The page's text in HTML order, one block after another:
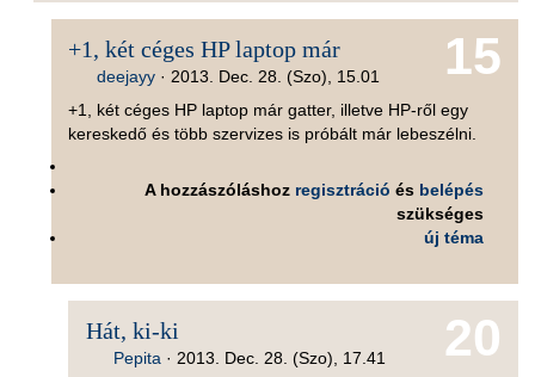
15
+1, két céges HP laptop már
deejayy· 2013. Dec. 28. (Szo), 15.01
+1, két céges HP laptop már gatter, illetve HP-ről egy
kereskedő és több szervizes is próbált már lebeszélni.
A hozzászóláshoz regisztráció és belépés
szükséges
új téma
20
Hát, ki-ki
Pepita ·2013. Dec. 28. (Szo), 17.41